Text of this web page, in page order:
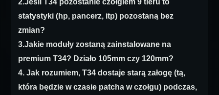
2.Jeśli T34 pozostanie czołgiem 9 tieru to
statystyki (hp, pancerz, itp) pozostaną bez
zmian?
3.Jakie moduły zostaną zainstalowane na
premium T34? Działo 105mm czy 120mm?
4. Jak rozumiem, T34 dostaje starą załogę (tą,
która będzie w czasie patcha w czołgu) podczas,